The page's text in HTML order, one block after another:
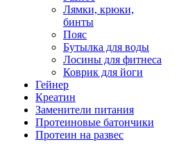
Лямки, крюки,
бинты
Пояс
Бутылка для воды
Лосины для фитнеса
Коврик для йоги
Гейнер
Креатин
Заменители питания
Протеиновые батончики
Протеин на развес